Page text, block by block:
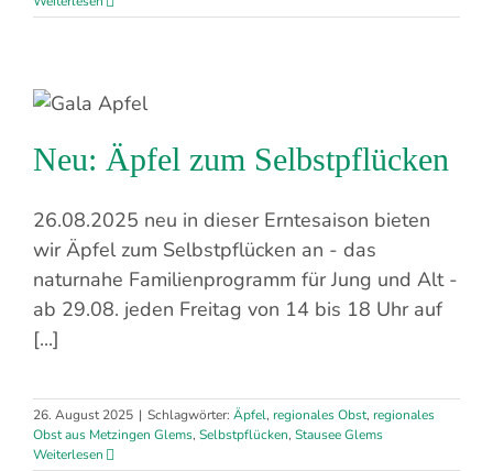
Neu: Äpfel zum Selbstpflücken
26.08.2025 neu in dieser Erntesaison bieten
wir Äpfel zum Selbstpflücken an - das
naturnahe Familienprogramm für Jung und Alt -
ab 29.08. jeden Freitag von 14 bis 18 Uhr auf
[...]
26. August 2025 | Schlagwörter: Äpfel, regionales Obst, regionales
Obst aus Metzingen Glems, Selbstpflücken, Stausee Glems
Weiterlesen